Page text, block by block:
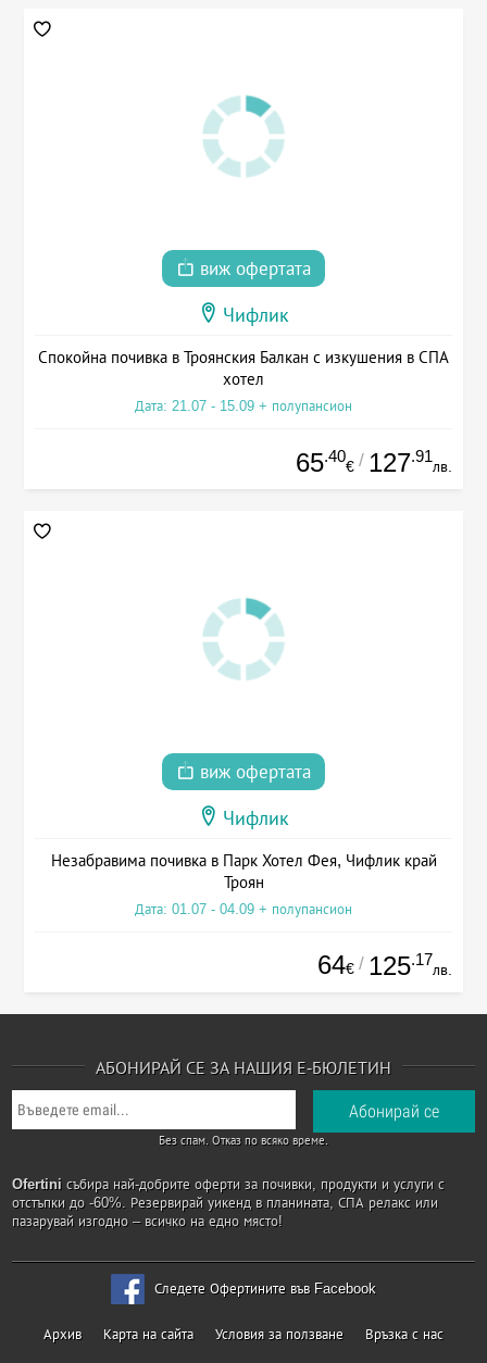
виж офертата
Чифлик
Спокойна почивка в Троянския Балкан с изкушения в СПА
хотел
Дата: 21.07 - 15.09 + полупансион
65.40
€ / 127.91
лв.
виж офертата
Чифлик
Незабравима почивка в Парк Хотел Фея, Чифлик край
Троян
Дата: 01.07 - 04.09 + полупансион
64€ / 125.17
лв.
АБОНИРАЙ СЕ ЗА НАШИЯ Е-БЮЛЕТИН
Без спам. Отказ по всяко време.
Ofertini събира най-добрите оферти за почивки, продукти и услуги с
отстъпки до -60%. Резервирай уикенд в планината, СПА релакс или
пазарувай изгодно – всичко на едно място!
Следете Офертините във Facebook
Архив Карта на сайта Условия за ползване Връзка с нас